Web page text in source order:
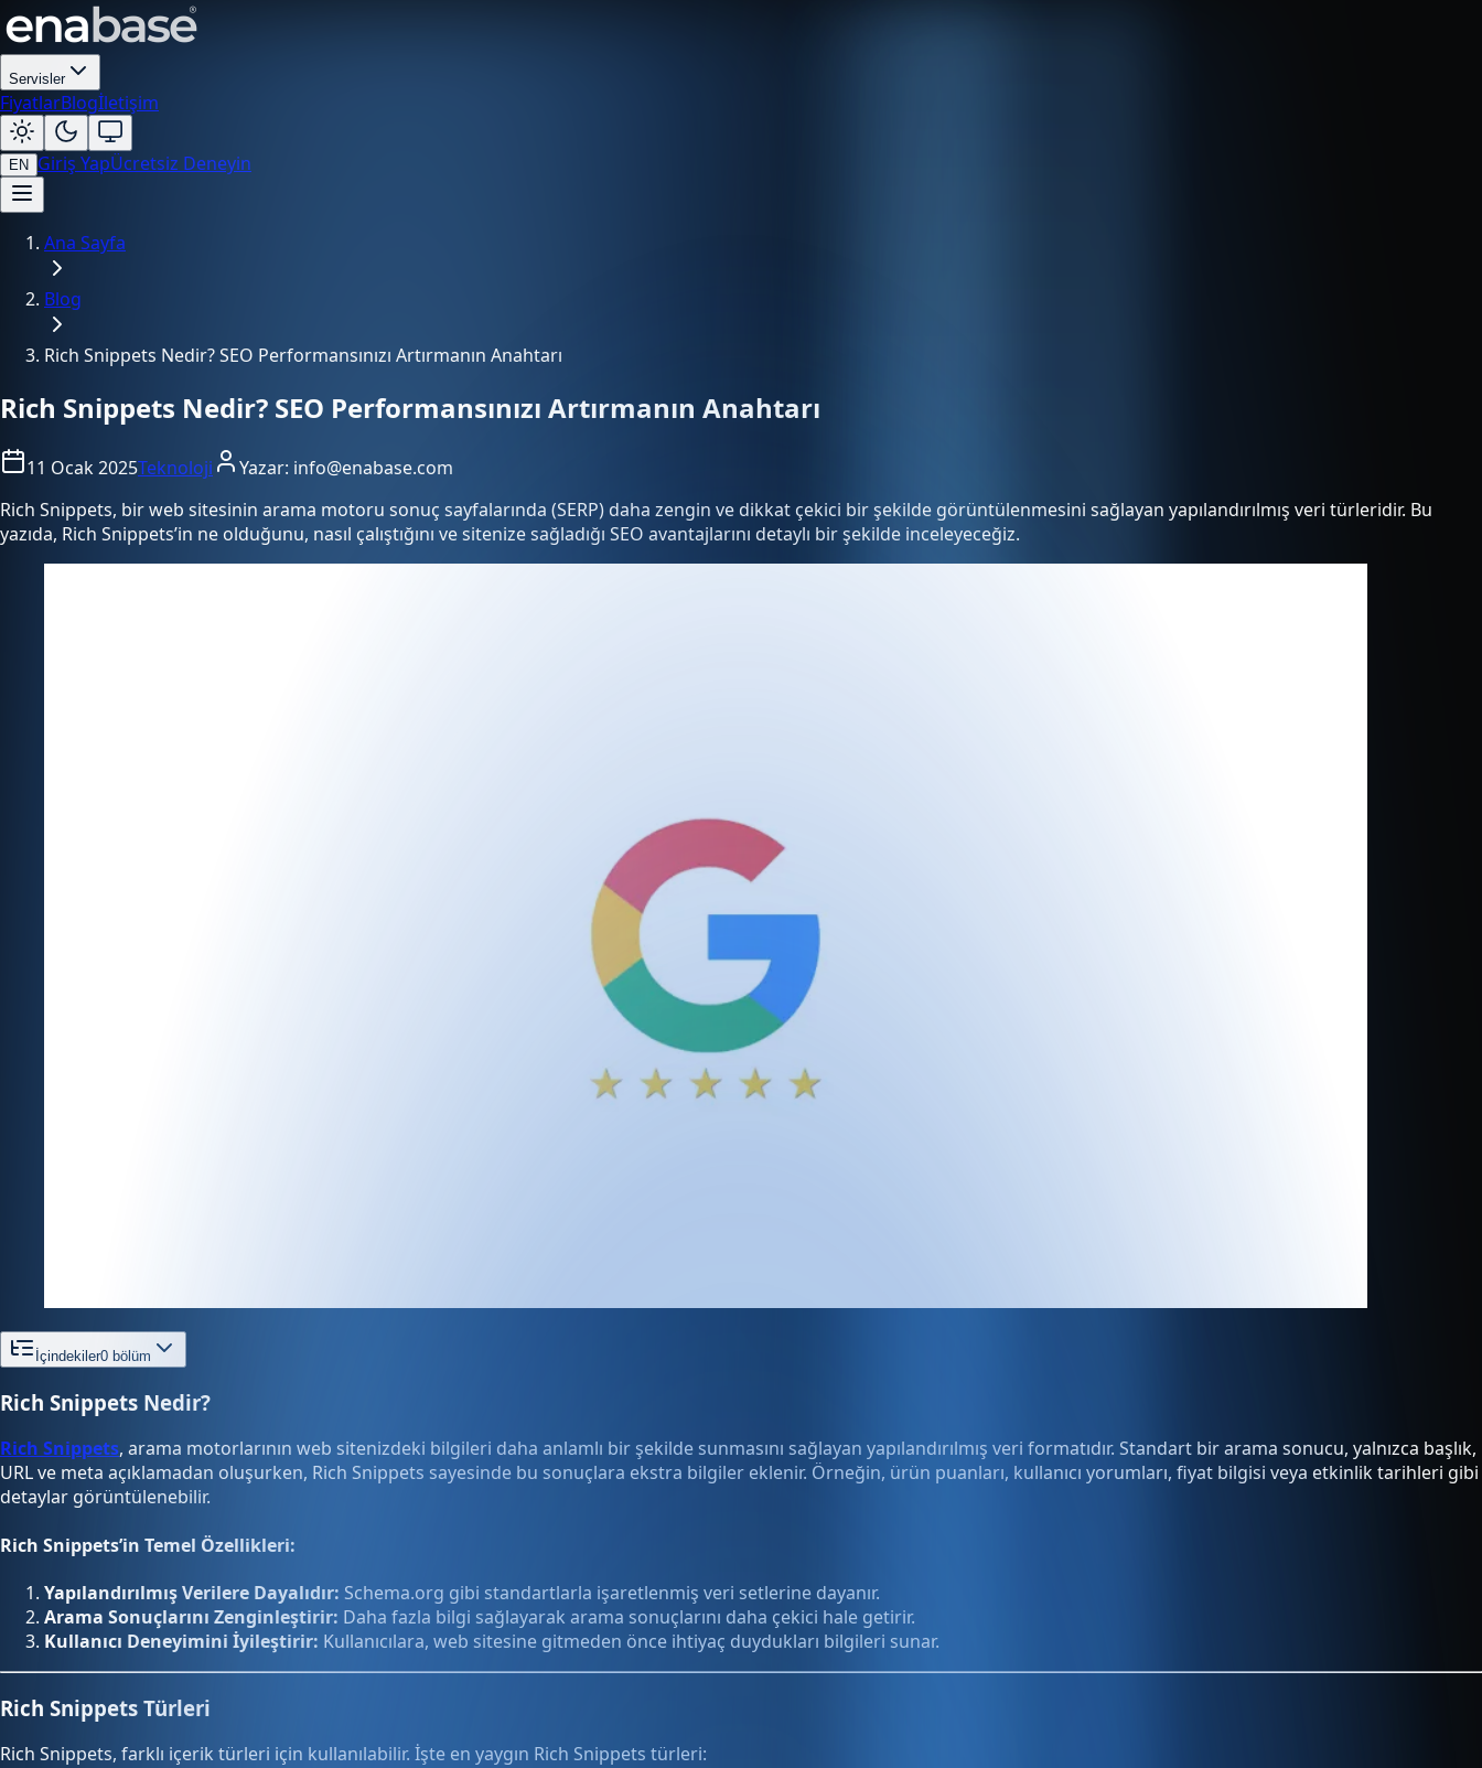
Servisler
FiyatlarBlogİletişim
EN Giriş YapÜcretsiz Deneyin
Ana Sayfa
Blog
Rich Snippets Nedir? SEO Performansınızı Artırmanın Anahtarı
Rich Snippets Nedir? SEO Performansınızı Artırmanın Anahtarı
11 Ocak 2025Teknoloji Yazar: info@enabase.com
Rich Snippets, bir web sitesinin arama motoru sonuç sayfalarında (SERP) daha zengin ve dikkat çekici bir şekilde görüntülenmesini sağlayan yapılandırılmış veri türleridir. Bu
yazıda, Rich Snippets’in ne olduğunu, nasıl çalıştığını ve sitenize sağladığı SEO avantajlarını detaylı bir şekilde inceleyeceğiz.
İçindekiler0 bölüm
Rich Snippets Nedir?
Rich Snippets, arama motorlarının web sitenizdeki bilgileri daha anlamlı bir şekilde sunmasını sağlayan yapılandırılmış veri formatıdır. Standart bir arama sonucu, yalnızca başlık,
URL ve meta açıklamadan oluşurken, Rich Snippets sayesinde bu sonuçlara ekstra bilgiler eklenir. Örneğin, ürün puanları, kullanıcı yorumları, fiyat bilgisi veya etkinlik tarihleri gibi
detaylar görüntülenebilir.
Rich Snippets’in Temel Özellikleri:
Yapılandırılmış Verilere Dayalıdır: Schema.org gibi standartlarla işaretlenmiş veri setlerine dayanır.
Arama Sonuçlarını Zenginleştirir: Daha fazla bilgi sağlayarak arama sonuçlarını daha çekici hale getirir.
Kullanıcı Deneyimini İyileştirir: Kullanıcılara, web sitesine gitmeden önce ihtiyaç duydukları bilgileri sunar.
Rich Snippets Türleri
Rich Snippets, farklı içerik türleri için kullanılabilir. İşte en yaygın Rich Snippets türleri: